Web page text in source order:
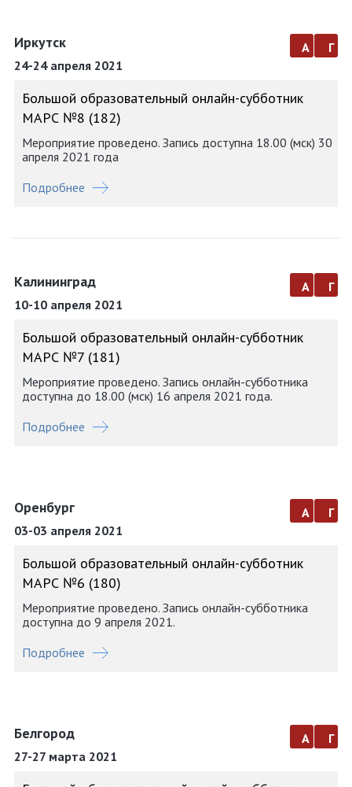
Иркутск
24-24 апреля 2021
а г
Большой образовательный онлайн-субботник
МАРС №8 (182)
Мероприятие проведено. Запись доступна 18.00 (мск) 30
апреля 2021 года
Подробнее
Калининград
10-10 апреля 2021
а г
Большой образовательный онлайн-субботник
МАРС №7 (181)
Мероприятие проведено. Запись онлайн-субботника
доступна до 18.00 (мск) 16 апреля 2021 года.
Подробнее
Оренбург
03-03 апреля 2021
а г
Большой образовательный онлайн-субботник
МАРС №6 (180)
Мероприятие проведено. Запись онлайн-субботника
доступна до 9 апреля 2021.
Подробнее
Белгород
27-27 марта 2021
а г